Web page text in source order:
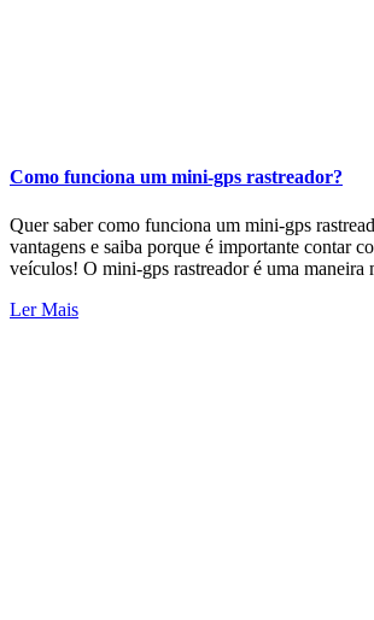
Como funciona um mini-gps rastreador?
Quer saber como funciona um mini-gps
vantagens e saiba porque é importante contar
veículos! O mini-gps rastreador é uma maneira
Ler Mais